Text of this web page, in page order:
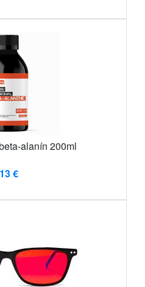
alanín 200ml
13 €